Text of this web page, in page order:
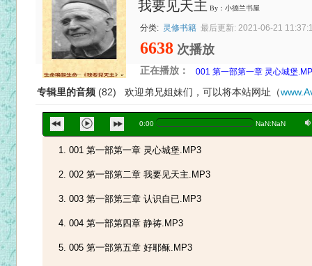
我要见天主 By：小德兰书屋
分类: 灵修书籍 最后更新: 2021-06-21
6638 次播放
正在播放：
专辑里的音频 (82) 欢迎弟兄姐妹们，可以将本站网址（
0:00 NaN:NaN a
001 第一部第一章 灵心城堡
001 第一部第一章 灵心城堡.MP3
002 第一部第二章 我要见天主.MP3
003 第一部第三章 认识自已.MP3
004 第一部第四章 静祷.MP3
005 第一部第五章 好耶稣.MP3